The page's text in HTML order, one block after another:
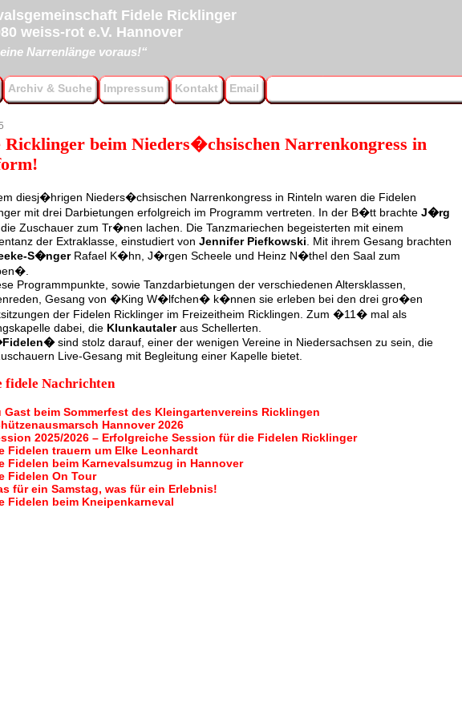
Fidele Ricklinger
weiss-rot e.V. Hannover
Narrenlänge voraus!“
Archiv & Suche Impressum Kontakt Email
Ricklinger beim Nieders�chsischen Narrenkongress in
diesj�hrigen Nieders�chsischen Narrenkongress in Rinteln waren die Fidelen
mit drei Darbietungen erfolgreich im Programm vertreten. In der B�tt brachte J�rg
die Zuschauer zum Tr�nen lachen. Die Tanzmariechen begeisterten mit einem
der Extraklasse, einstudiert von Jennifer Piefkowski . Mit ihrem Gesang brachten
S�ngerRafael K�hn, J�rgen Scheele und Heinz N�thel den Saal zum
Programmpunkte, sowie Tanzdarbietungen der verschiedenen Altersklassen,
Gesang von �King W�lfchen� k�nnen sie erleben bei den drei gro�en
der Fidelen Ricklinger im Freizeitheim Ricklingen. Zum �11� mal als
dabei, die Klunkautaleraus Schellerten.
sind stolz darauf, einer der wenigen Vereine in Niedersachsen zu sein, die
Live-Gesang mit Begleitung einer Kapelle bietet.
fidele Nachrichten
Gast beim Sommerfest des Kleingartenvereins Ricklingen
Hannover 2026
2025/2026 – Erfolgreiche Session für die Fidelen Ricklinger
Fidelen trauern um Elke Leonhardt
Fidelen beim Karnevalsumzug in Hannover
Fidelen On Tour
für ein Samstag, was für ein Erlebnis!
Fidelen beim Kneipenkarneval